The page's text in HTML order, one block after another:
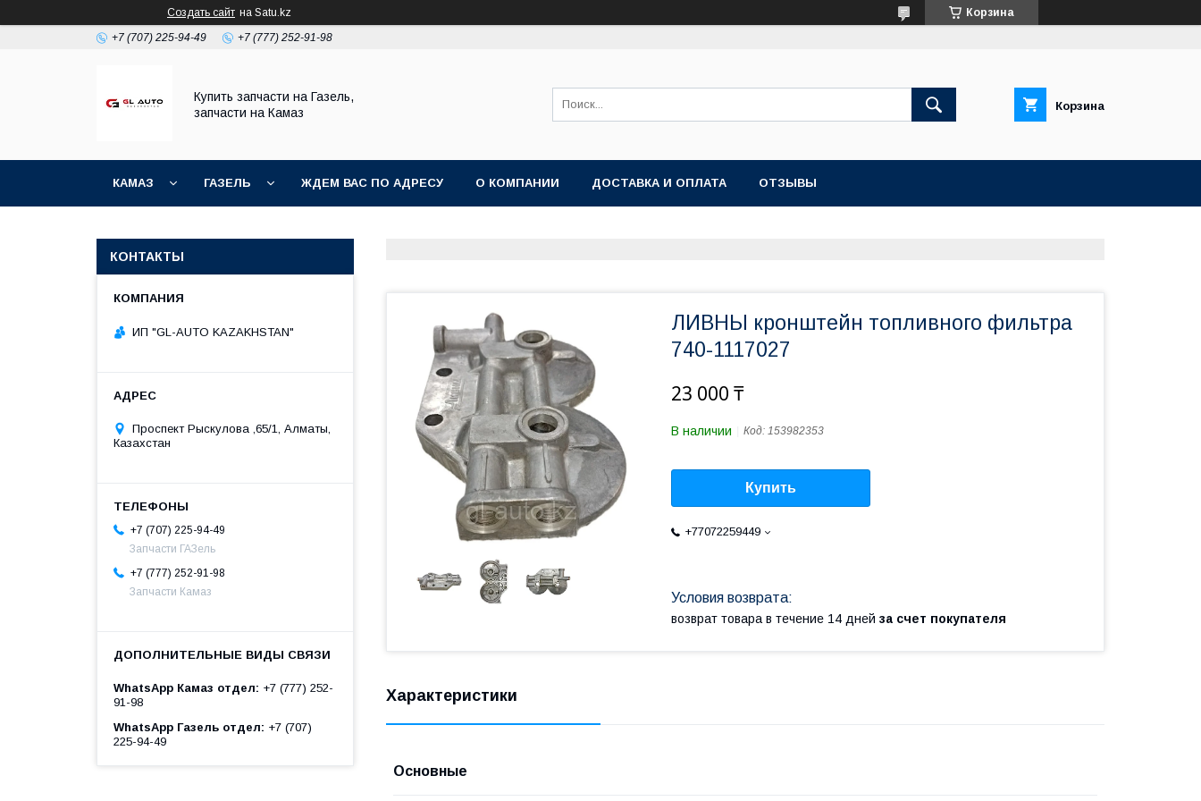
Создать сайт на Satu.kz Корзина
+7 (707) 225-94-49 +7 (777) 252-91-98
Купить запчасти на Газель,
запчасти на Камаз
Корзина
КАМАЗ ГАЗЕЛЬ ЖДЕМ ВАС ПО АДРЕСУ О КОМПАНИИ ДОСТАВКА И ОПЛАТА ОТЗЫВЫ
ЛИВНЫ кронштейн топливного фильтра
740-1117027
23 000 ₸
В наличии Код: 153982353
Купить
+77072259449
возврат товара в течение 14 дней за счет покупателя
Характеристики
Основные
КОНТАКТЫ
ИП "GL-AUTO KAZAKHSTAN"
Проспект Рыскулова ,65/1, Алматы,
Казахстан
+7 (707) 225-94-49
Запчасти ГАЗель
+7 (777) 252-91-98
Запчасти Камаз
WhatsApp Камаз отдел
+7 (777) 252-
91-98
WhatsApp Газель отдел
+7 (707)
225-94-49